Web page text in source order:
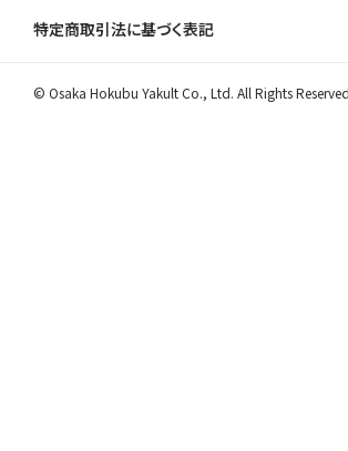
特定商取引法に基づく表記
© Osaka Hokubu Yakult Co., Ltd. All Rights